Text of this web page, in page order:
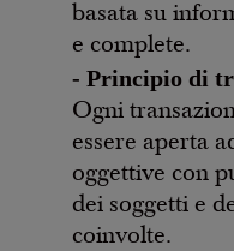
basata su
e complete.
- Principio di
Ogni
essere aperta
oggettive con
dei soggetti e
coinvolte.